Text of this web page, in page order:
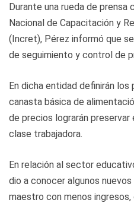
Durante una rueda de
Nacional de Capacitación y
(Incret), Pérez informó que
de seguimiento y control de
En dicha entidad definirán
canasta básica de
de precios lograrán
clase trabajadora.
En relación al sector
dio a conocer algunos
maestro con menos